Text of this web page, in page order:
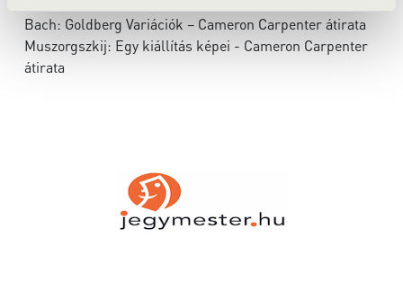
Bach: Goldberg Variációk – Cameron Carpenter átirata
Muszorgszkij: Egy kiállítás képei - Cameron Carpenter
átirata